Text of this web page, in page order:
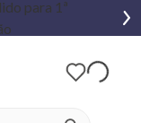
ver